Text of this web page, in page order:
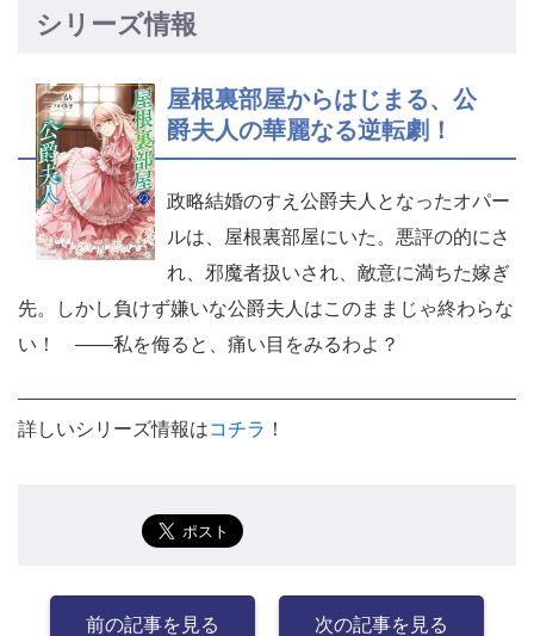
シリーズ情報
屋根裏部屋からはじまる、公
爵夫人の華麗なる逆転劇！
政略結婚のすえ公爵夫人となったオパー
ルは、屋根裏部屋にいた。悪評の的にさ
れ、邪魔者扱いされ、敵意に満ちた嫁ぎ
先。しかし負けず嫌いな公爵夫人はこのままじゃ終わらな
い！ ――私を侮ると、痛い目をみるわよ？
詳しいシリーズ情報はコチラ ！
前の記事を見る 次の記事を見る